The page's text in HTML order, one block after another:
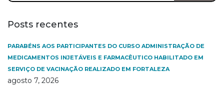
Posts recentes
PARABÉNS AOS PARTICIPANTES DO CURSO ADMINISTRAÇÃO DE
MEDICAMENTOS INJETÁVEIS E FARMACÊUTICO HABILITADO EM
SERVIÇO DE VACINAÇÃO REALIZADO EM FORTALEZA
agosto 7, 2026